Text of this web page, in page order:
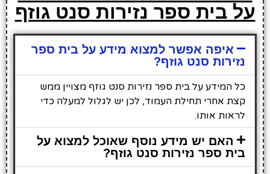
על בית ספר נזירות סנט גוזף
איפה אפשר למצוא מידע על בית ספר
נזירות סנט גוזף?
כל המידע על בית ספר נזירות סנט גוזף מצויין ממש
קצת אחרי תחילת העמוד, לכן יש לגלול למעלה כדי
לראות אותו.
האם יש מידע נוסף שאוכל למצוא על
בית ספר נזירות סנט גוזף?